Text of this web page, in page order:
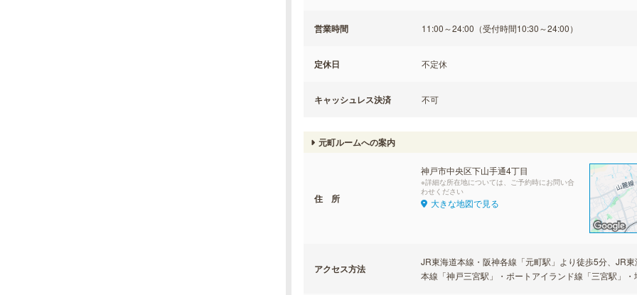
営業時間 11:00～24:00（受付時間10:30～24:00）
定休日 不定休
キャッシュレス決済 不可
元町ルームへの案内
住 所
神戸市中央区下山手通4丁目
※詳細な所在地については、ご予約時にお問い合
わせください
大きな地図で見る
アクセス方法
JR東海道本線・阪神各線「元町駅」より徒歩5分、JR
本線「神戸三宮駅」・ポートアイランド線「三宮駅」